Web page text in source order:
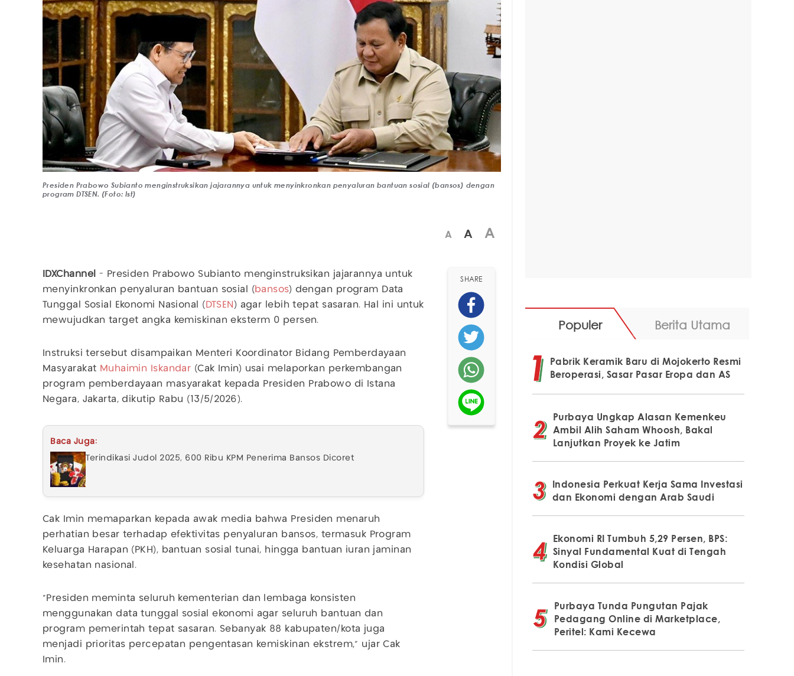
Presiden Prabowo Subianto menginstruksikan jajarannya untuk menyinkronkan penyaluran bantuan sosial (bansos) dengan
program DTSEN. (Foto: Ist)
A A A
IDXChannel - Presiden Prabowo Subianto menginstruksikan jajarannya untuk
menyinkronkan penyaluran bantuan sosial ( bansos) dengan program Data
Tunggal Sosial Ekonomi Nasional ( DTSEN ) agar lebih tepat sasaran. Hal ini untuk
mewujudkan target angka kemiskinan eksterm 0 persen.
Instruksi tersebut disampaikan Menteri Koordinator Bidang Pemberdayaan
Masyarakat Muhaimin Iskandar (Cak Imin) usai melaporkan perkembangan
program pemberdayaan masyarakat kepada Presiden Prabowo di Istana
Negara, Jakarta, dikutip Rabu (13/5/2026).
Baca Juga:
Terindikasi Judol 2025, 600 Ribu KPM Penerima Bansos Dicoret
Cak Imin memaparkan kepada awak media bahwa Presiden menaruh
perhatian besar terhadap efektivitas penyaluran bansos, termasuk Program
Keluarga Harapan (PKH), bantuan sosial tunai, hingga bantuan iuran jaminan
kesehatan nasional.
“Presiden meminta seluruh kementerian dan lembaga konsisten
menggunakan data tunggal sosial ekonomi agar seluruh bantuan dan
program pemerintah tepat sasaran. Sebanyak 88 kabupaten/kota juga
menjadi prioritas percepatan pengentasan kemiskinan ekstrem,” ujar Cak
Imin.
SHARE
Populer Berita Utama
Pabrik Keramik Baru di Mojokerto Resmi
Beroperasi, Sasar Pasar Eropa dan AS
Purbaya Ungkap Alasan Kemenkeu
Ambil Alih Saham Whoosh, Bakal
Lanjutkan Proyek ke Jatim
Indonesia Perkuat Kerja Sama Investasi
dan Ekonomi dengan Arab Saudi
Ekonomi RI Tumbuh 5,29 Persen, BPS:
Sinyal Fundamental Kuat di Tengah
Kondisi Global
Purbaya Tunda Pungutan Pajak
Pedagang Online di Marketplace,
Peritel: Kami Kecewa